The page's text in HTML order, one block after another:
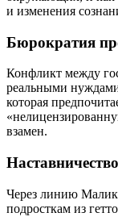
и изменения
Бюрократия
Конфликт между
реальными
которая
взамен.
Через линию
подросткам из